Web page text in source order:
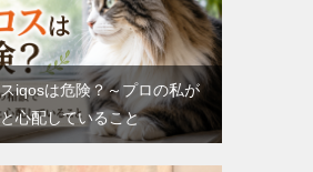
iqosは危険？～プロの私が
心配していること